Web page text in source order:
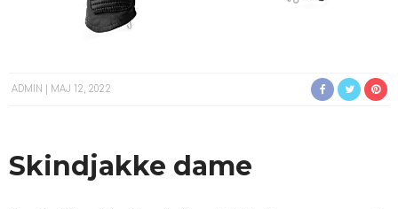
ADMIN MAJ 12, 2022
Skindjakke dame